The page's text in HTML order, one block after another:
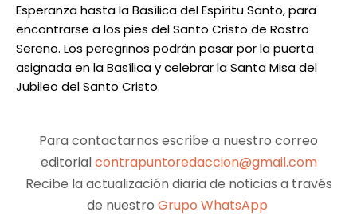
Esperanza hasta la Basílica del Espíritu Santo, para
encontrarse a los pies del Santo Cristo de Rostro
Sereno. Los peregrinos podrán pasar por la puerta
asignada en la Basílica y celebrar la Santa Misa del
Jubileo del Santo Cristo.
Para contactarnos escribe a nuestro correo
editorialcontrapuntoredaccion@gmail.com
Recibe la actualización diaria de noticias a través
de nuestro Grupo WhatsApp